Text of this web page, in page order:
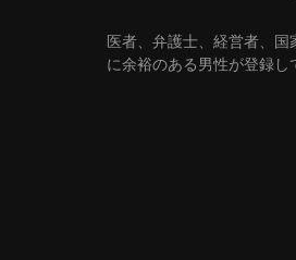
医者、弁護士、経営者、
に余裕のある男性が登録し